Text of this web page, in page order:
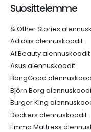
Suosittelemme
& Other Stories
Adidas alennuskoodit
AllBeauty alennuskoodit
Asus alennuskoodit
BangGood
Björn Borg
Burger King
Dockers alennuskoodit
Emma Mattress